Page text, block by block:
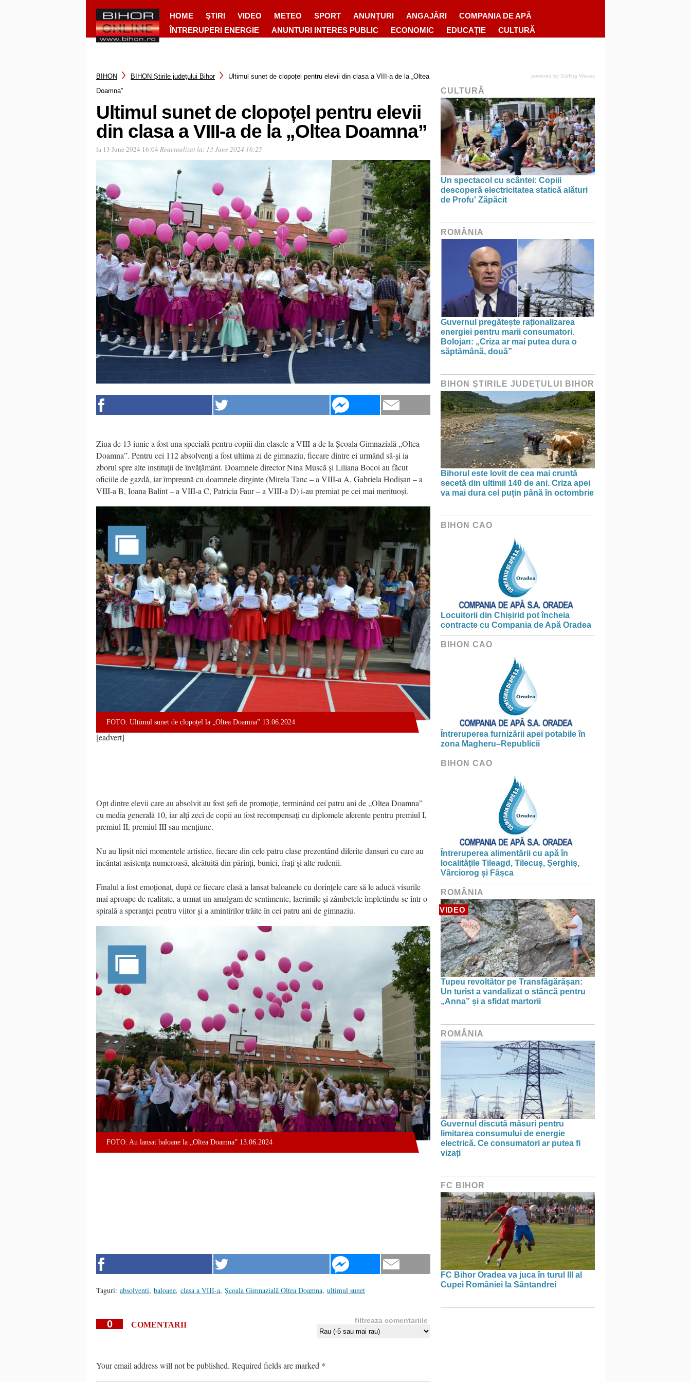
HOME ŞTIRI VIDEO METEO SPORT ANUNȚURI ANGAJĂRI
COMPANIA DE APĂ
ÎNTRERUPERI ENERGIE
ANUNTURI INTERES PUBLIC ECONOMIC EDUCAȚIE CULTURĂ
BIHON BIHON Ştirile judeţului Bihor
Ultimul sunet de clopoțel pentru elevii din clasa a VIII-a de la „Oltea
Doamna”
Ultimul sunet de clopoțel pentru elevii
din clasa a VIII-a de la „Oltea Doamna”
la 13 June 2024 16:04 Reactualizat la: 13 June 2024 16:25
Ziua de 13 iunie a fost una specială pentru copiii din clasele a VIII-a de la Școala Gimnazială „Oltea
Doamna”. Pentru cei 112 absolvenți a fost ultima zi de gimnaziu, fiecare dintre ei urmând să-și ia
zborul spre alte instituții de învățământ. Doamnele director Nina Muscă și Liliana Bocoi au făcut
oficiile de gazdă, iar împreună cu doamnele dirginte (Mirela Tanc – a VIII-a A, Gabriela Hodișan – a
VIII-a B, Ioana Balint – a VIII-a C, Patricia Faur – a VIII-a D) i-au premiat pe cei mai merituoși.
FOTO: Ultimul sunet de clopoțel la „Oltea Doamna” 13.06.2024
[eadvert]
Opt dintre elevii care au absolvit au fost șefi de promoție, terminând cei patru ani de „Oltea Doamna”
cu media generală 10, iar alți zeci de copii au fost recompensați cu diplomele aferente pentru premiul I,
premiul II, premiul III sau mențiune.
Nu au lipsit nici momentele artistice, fiecare din cele patru clase prezentând diferite dansuri cu care au
încântat asistența numeroasă, alcătuită din părinți, bunici, frați și alte rudenii.
Finalul a fost emoționat, după ce fiecare clasă a lansat baloanele cu dorințele care să le aducă visurile
mai aproape de realitate, a urmat un amalgam de sentimente, lacrimile și zâmbetele împletindu-se într-o
spirală a speranței pentru viitor și a amintirilor trăite în cei patru ani de gimnaziu.
FOTO: Au lansat baloane la „Oltea Doamna” 13.06.2024
Taguri: absolventi, baloane, clasa a VIII-a, Școala Gimnazială Oltea Doamna, ultimul sunet
0 COMENTARII filtreaza comentariile
Your email address will not be published. Required fields are marked *
powered by Surfing Waves
CULTURĂ
Un spectacol cu scântei: Copiii
descoperă electricitatea statică alături
de Profu' Zăpăcit
ROMÂNIA
Guvernul pregătește raționalizarea
energiei pentru marii consumatori.
Bolojan: „Criza ar mai putea dura o
săptămână, două”
BIHON ŞTIRILE JUDEŢULUI BIHOR
Bihorul este lovit de cea mai cruntă
secetă din ultimii 140 de ani. Criza apei
va mai dura cel puțin până în octombrie
BIHON CAO
Locuitorii din Chișirid pot încheia
contracte cu Compania de Apă Oradea
BIHON CAO
Întreruperea furnizării apei potabile în
zona Magheru–Republicii
BIHON CAO
Întreruperea alimentării cu apă în
localitățile Tileagd, Tilecuș, Șerghiș,
Vârciorog și Fâșca
ROMÂNIA
VIDEO
Tupeu revoltător pe Transfăgărășan:
Un turist a vandalizat o stâncă pentru
„Anna” și a sfidat martorii
ROMÂNIA
Guvernul discută măsuri pentru
limitarea consumului de energie
electrică. Ce consumatori ar putea fi
vizați
FC BIHOR
FC Bihor Oradea va juca în turul III al
Cupei României la Sântandrei